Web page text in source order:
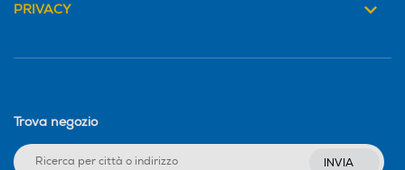
PRIVACY
Trova negozio
INVIA